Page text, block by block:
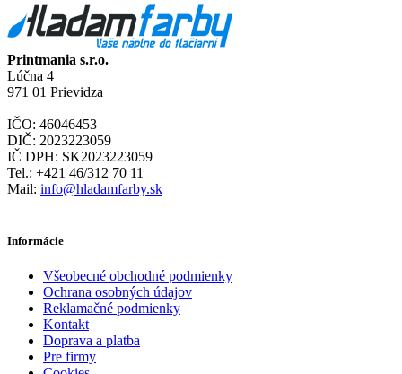
Printmania s.r.o.
Lúčna 4
971 01 Prievidza
IČO: 46046453
DIČ: 2023223059
IČ DPH: SK2023223059
Tel.: +421 46/312 70 11
Mail: info@hladamfarby.sk
Informácie
Všeobecné obchodné podmienky
Ochrana osobných údajov
Reklamačné podmienky
Kontakt
Doprava a platba
Pre firmy